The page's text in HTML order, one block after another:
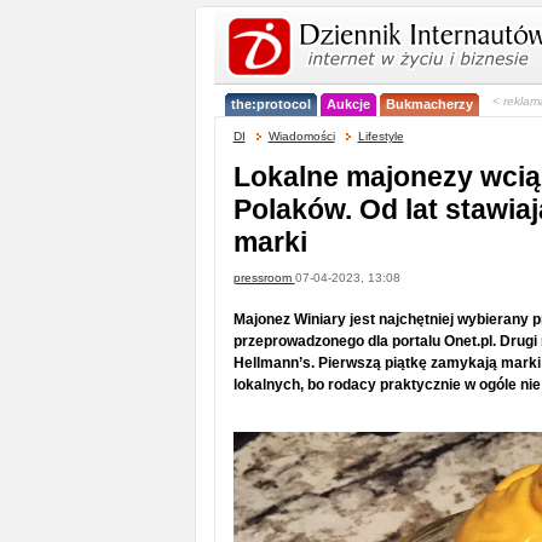
the:protocol Aukcje Bukmacherzy <
DI Wiadomości Lifestyle
Lokalne majonezy
Polaków. Od lat
marki
pressroom 07-04-2023, 13:08
Majonez Winiary jest najchętniej wybierany
przeprowadzonego dla portalu Onet.pl.
Hellmann’s. Pierwszą piątkę zamykają
lokalnych, bo rodacy praktycznie w ogóle